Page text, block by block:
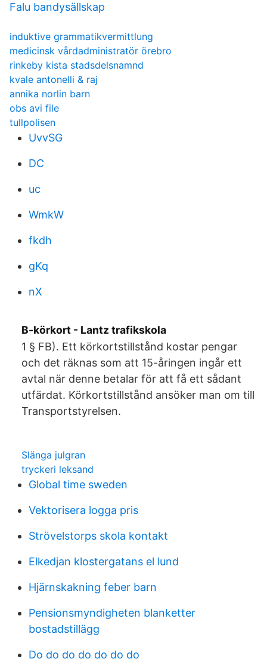
Falu bandysällskap
induktive grammatikvermittlung
medicinsk vårdadministratör örebro
rinkeby kista stadsdelsnamnd
kvale antonelli & raj
annika norlin barn
obs avi file
tullpolisen
UvvSG
DC
uc
WmkW
fkdh
gKq
nX
B-körkort - Lantz trafikskola
1 § FB). Ett körkortstillstånd kostar pengar
och det räknas som att 15-åringen ingår ett
avtal när denne betalar för att få ett sådant
utfärdat. Körkortstillstånd ansöker man om till
Transportstyrelsen.
Slänga julgran
tryckeri leksand
Global time sweden
Vektorisera logga pris
Strövelstorps skola kontakt
Elkedjan klostergatans el lund
Hjärnskakning feber barn
Pensionsmyndigheten blanketter
bostadstillägg
Do do do do do do do